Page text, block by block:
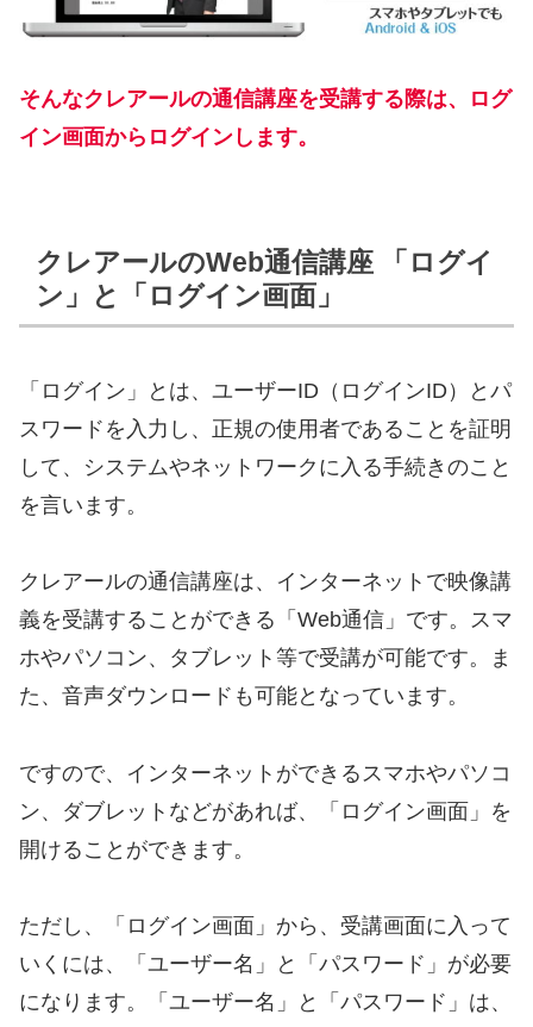
そんなクレアールの通信講座を受講する際は、ログ
イン画面からログインします。
クレアールのWeb通信講座 「ログイ
ン」と「ログイン画面」
「ログイン」とは、ユーザーID（ログインID）とパ
スワードを入力し、正規の使用者であることを証明
して、システムやネットワークに入る手続きのこと
を言います。
クレアールの通信講座は、インターネットで映像講
義を受講することができる「Web通信」です。スマ
ホやパソコン、タブレット等で受講が可能です。ま
た、音声ダウンロードも可能となっています。
ですので、インターネットができるスマホやパソコ
ン、ダブレットなどがあれば、「ログイン画面」を
開けることができます。
ただし、「ログイン画面」から、受講画面に入って
いくには、「ユーザー名」と「パスワード」が必要
になります。「ユーザー名」と「パスワード」は、